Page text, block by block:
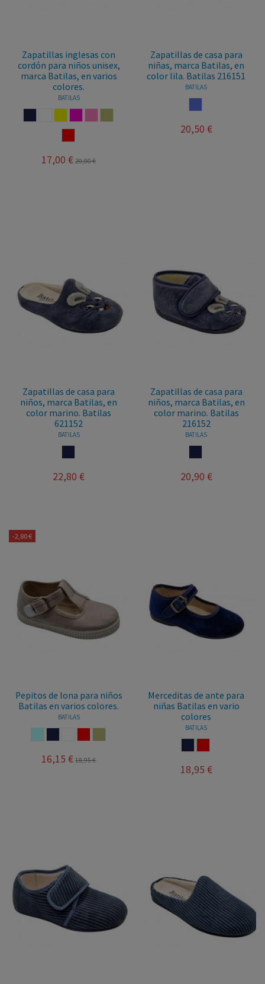
Zapatillas inglesas con
cordón para niños unisex,
marca Batilas, en varios
colores.
BATILAS
17,00 € 20,00 €
Zapatillas de casa para
niñas, marca Batilas, en
color lila. Batilas 216151
BATILAS
20,50 €
Zapatillas de casa para
niños, marca Batilas, en
color marino. Batilas
621152
BATILAS
22,80 €
Zapatillas de casa para
niños, marca Batilas, en
color marino. Batilas
216152
BATILAS
20,90 €
-2,80 €
Pepitos de lona para niños
Batilas en varios colores.
BATILAS
16,15 € 18,95 €
Merceditas de ante para
niñas Batilas en vario
colores
BATILAS
18,95 €